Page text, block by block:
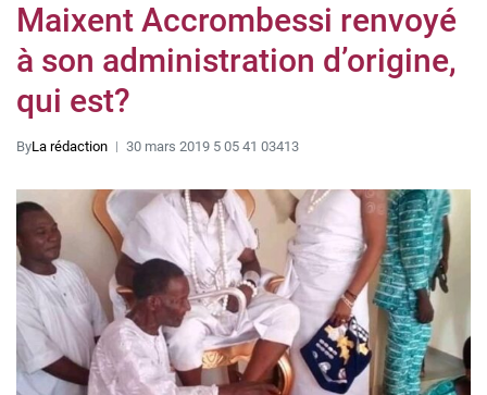
Maixent Accrombessi renvoyé
à son administration d’origine,
qui est?
ByLa rédaction 30 mars 2019 5 05 41 03413